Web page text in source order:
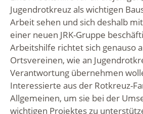
Jugendrotkreuz als wichtigen
Arbeit sehen und sich deshalb
einer neuen JRK-Gruppe
Arbeitshilfe richtet sich genauso
Ortsvereinen, wie an
Verantwortung übernehmen
Interessierte aus der Rotkreuz-
Allgemeinen, um sie bei der
wichtigen Projektes zu